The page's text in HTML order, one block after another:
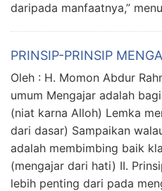
daripada manfaatnya,”
PRINSIP-PRINSIP
Oleh : H. Momon Abdur
umum Mengajar adalah
(niat karna Alloh) Lemka
dari dasar) Sampaikan
adalah membimbing baik
(mengajar dari hati) II.
lebih penting dari pada